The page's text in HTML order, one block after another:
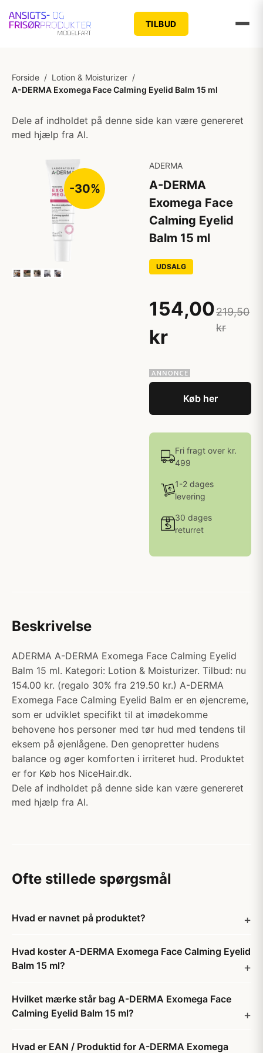
TILBUD
Forside / Lotion & Moisturizer /
A-DERMA Exomega Face Calming Eyelid Balm 15 ml
Dele af indholdet på denne side kan være genereret
med hjælp fra AI.
-30%
ADERMA
A-DERMA
Exomega Face
Calming Eyelid
Balm 15 ml
UDSALG
154,00
kr
219,50
kr
Køb her
Fri fragt over kr.
499
1-2 dages
levering
30 dages
returret
Beskrivelse
ADERMA A-DERMA Exomega Face Calming Eyelid
Balm 15 ml. Kategori: Lotion & Moisturizer. Tilbud: nu
154.00 kr. (regalo 30% fra 219.50 kr.) A-DERMA
Exomega Face Calming Eyelid Balm er en øjencreme,
som er udviklet specifikt til at imødekomme
behovene hos personer med tør hud med tendens til
eksem på øjenlågene. Den genopretter hudens
balance og øger komforten i irriteret hud. Produktet
er for Køb hos NiceHair.dk.
Dele af indholdet på denne side kan være genereret
med hjælp fra AI.
Ofte stillede spørgsmål
Hvad er navnet på produktet?
Hvad koster A-DERMA Exomega Face Calming Eyelid
Balm 15 ml?
Hvilket mærke står bag A-DERMA Exomega Face
Calming Eyelid Balm 15 ml?
Hvad er EAN / Produktid for A-DERMA Exomega